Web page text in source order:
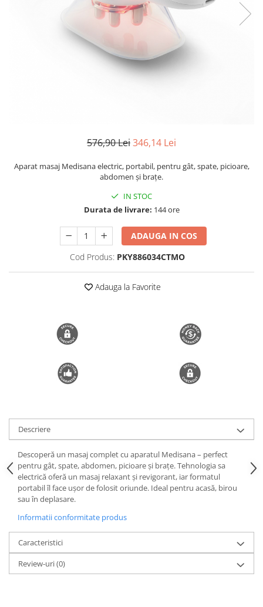
Perne Ortopedice
Centuri Ajutatoare Locomotie
Pulsoximetru
Mașini de găurit și înșurubat
Perii de Păr Electrice
Polizoare Unghiulare
Storcătoare Citrice
576,90 Lei346,14 Lei
Aparat masaj Medisana electric, portabil, pentru gât, spate, picioare,
abdomen și brațe.
IN STOC
Durata de livrare: 144 ore
ADAUGA IN COS
Cod Produs: PKY886034CTMO
Adauga la Favorite
Descriere
Descoperă un masaj complet cu aparatul Medisana – perfect
pentru gât, spate, abdomen, picioare și brațe. Tehnologia sa
electrică oferă un masaj relaxant și revigorant, iar formatul
portabil îl face ușor de folosit oriunde. Ideal pentru acasă, birou
sau în deplasare.
Informatii conformitate produs
Caracteristici
Review-uri(0)